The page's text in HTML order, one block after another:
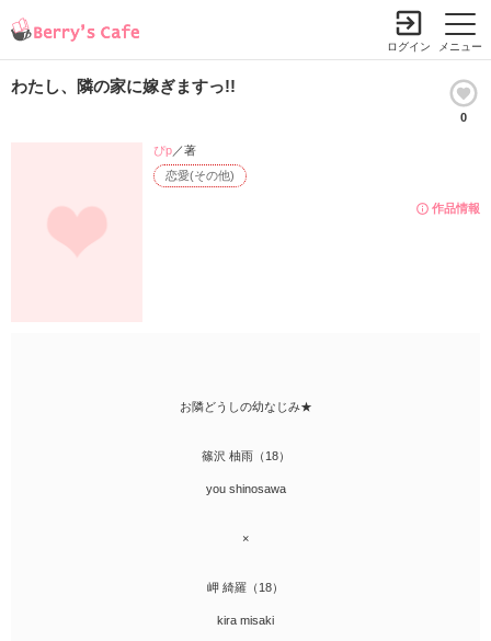
メニュー
ログイン
わたし、隣の家に嫁ぎますっ!!
0
作品情報
恋愛(その他)
ぴp／著
お隣どうしの幼なじみ★
篠沢 柚雨（18）
you shinosawa
×
岬 綺羅（18）
kira misaki